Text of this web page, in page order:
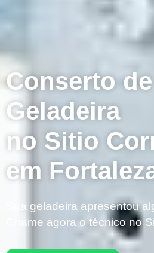
Conserto de
Geladeira
no Sitio
em
Sua geladeira apresentou
Chame agora o técnico no